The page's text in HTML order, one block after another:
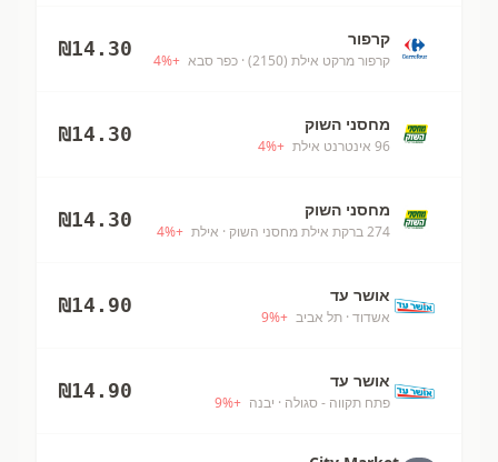
קרפור
קרפור מרקט אילת (2150) · כפר סבא +
4%
₪14.30
מחסני השוק
96 אינטרנט אילת +
4%
₪14.30
מחסני השוק
274 ברקת אילת מחסני השוק · אילת +
4%
₪14.30
אושר עד
אשדוד · תל אביב +
9%
₪14.90
אושר עד
פתח תקווה - סגולה · יבנה +
9%
₪14.90